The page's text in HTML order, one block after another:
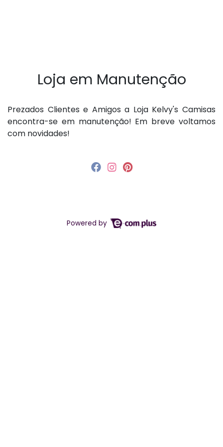
Loja em Manutenção
P rezados Clientes e Amigos a Loja Kelvy's Camisas
encontra-se em manutenção! Em breve voltamos
com novidades!
Powered by